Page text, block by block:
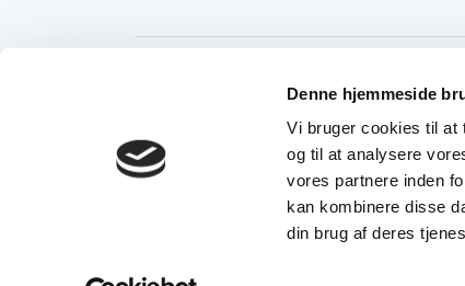
Denne hjemmeside
Vi bruger cookies til at
og til at analysere
vores partnere inden
kan kombinere disse
din brug af deres
Varmepumpe
KATEGORI SELSKABER
© TJENESTETORVET APS 2026